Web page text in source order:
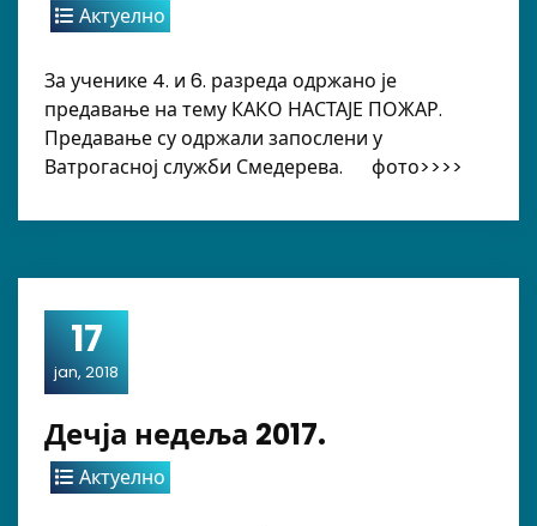
Актуелно
За ученике 4. и 6. разреда одржано је
предавање на тему КАКО НАСТАЈЕ ПОЖАР.
Предавање су одржали запослени у
Ватрогасној служби Смедерева. фото>>>>
17
jan, 2018
Дечја недеља 2017.
Актуелно